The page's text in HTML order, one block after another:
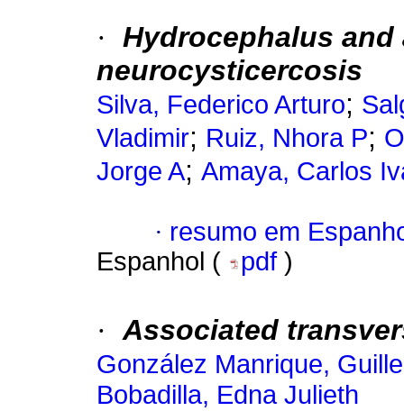
· Hydrocephalus
neurocysticercosis
Silva, Federico Arturo;
Vladimir; Ruiz, Nhora P;
Jorge A; Amaya, Carlos
· resumo em
Espanhol (
pdf )
· Associated
González Manrique,
Bobadilla, Edna Julieth